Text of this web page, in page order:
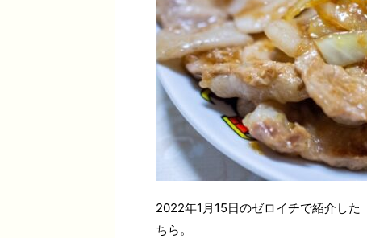
2022年1月15日のゼロイチで紹介した
ちら。